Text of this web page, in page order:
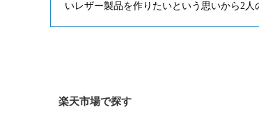
いレザー製品を作りたいという思いから2人
楽天市場で探す